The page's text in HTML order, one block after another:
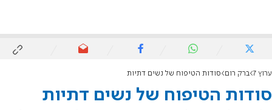
ערוץ 7 ברק רום סודות הטיפוח של נשים דתיות
סודות הטיפוח של נשים דתיות